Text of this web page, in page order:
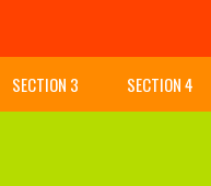
SECTION 3 SECTION 4